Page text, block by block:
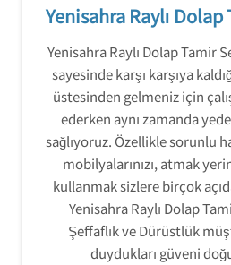
Yenisahra Raylı
Yenisahra Raylı Dolap Tamir
sayesinde karşı karşıya
üstesinden gelmeniz için
ederken aynı zamanda
sağlıyoruz. Özellikle sorunlu
mobilyalarınızı, atmak
kullanmak sizlere birçok
Yenisahra Raylı Dolap
Şeffaflık ve Dürüstlük
duydukları güveni